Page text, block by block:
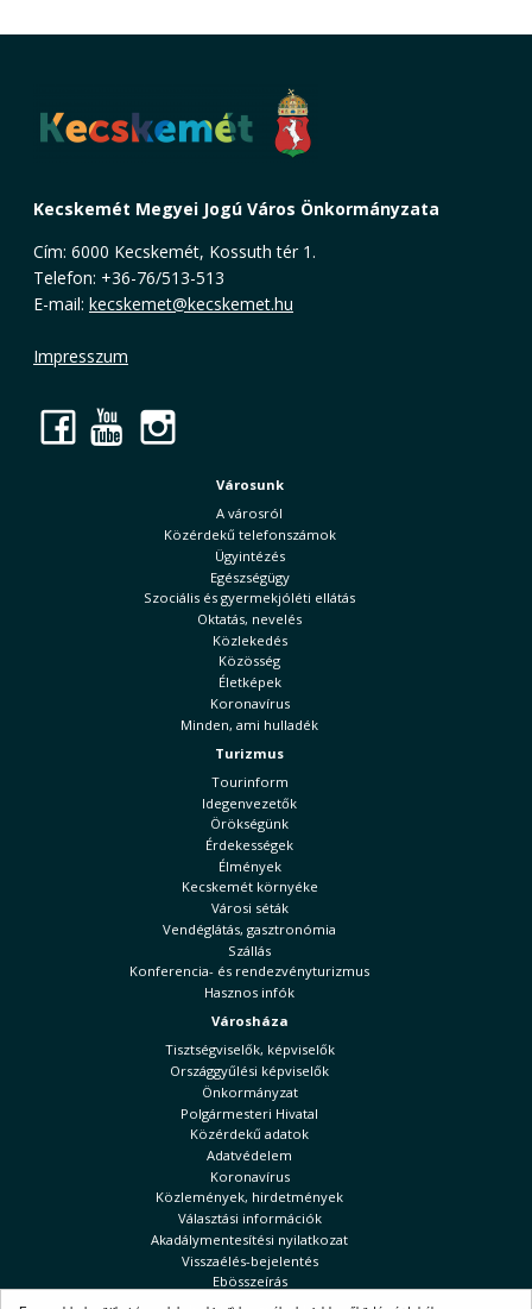
Kecskemét Megyei Jogú Város Önkormányzata
Cím: 6000 Kecskemét, Kossuth tér 1.
Telefon: +36-76/513-513
E-mail: kecskemet@kecskemet.hu
Impresszum
Facebook
YouTube
Városunk
A városról
Közérdekű telefonszámok
Ügyintézés
Egészségügy
Szociális és gyermekjóléti ellátás
Oktatás, nevelés
Közlekedés
Közösség
Életképek
Koronavírus
Minden, ami hulladék
Turizmus
Tourinform
Idegenvezetők
Örökségünk
Érdekességek
Élmények
Kecskemét környéke
Városi séták
Vendéglátás, gasztronómia
Szállás
Konferencia- és rendezvényturizmus
Hasznos infók
Városháza
Tisztségviselők, képviselők
Országgyűlési képviselők
Önkormányzat
Polgármesteri Hivatal
Közérdekű adatok
Adatvédelem
Koronavírus
Közlemények, hirdetmények
Választási információk
Akadálymentesítési nyilatkozat
Visszaélés-bejelentés
Ebösszeírás